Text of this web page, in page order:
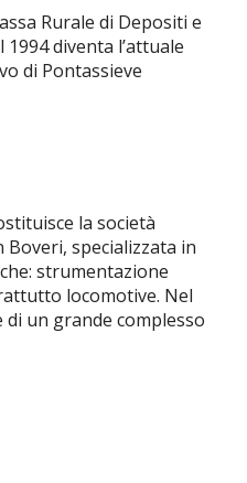
Rurale di Depositi e
1994 diventa l’attuale
di Pontassieve
la società
specializzata in
strumentazione
locomotive. Nel
un grande complesso